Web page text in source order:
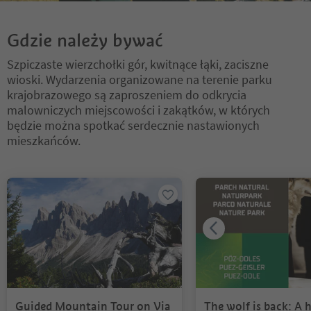
Gdzie należy bywać
Szpiczaste wierzchołki gór, kwitnące łąki, zaciszne
wioski. Wydarzenia organizowane na terenie parku
krajobrazowego są zaproszeniem do odkrycia
malowniczych miejscowości i zakątków, w których
będzie można spotkać serdecznie nastawionych
mieszkańców.
Guided Mountain Tour on Via The wolf is back: A